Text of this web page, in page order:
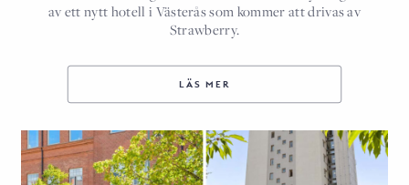
av ett nytt hotell i Västerås som kommer att drivas av
Strawberry.
LÄS MER